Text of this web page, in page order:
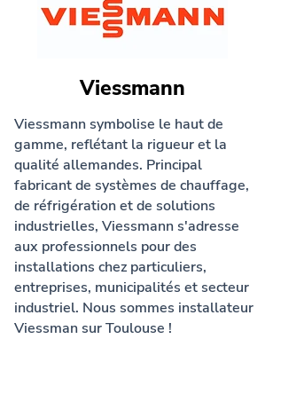
Viessmann
Viessmann symbolise le haut de
gamme, reflétant la rigueur et la
qualité allemandes. Principal
fabricant de systèmes de chauffage,
de réfrigération et de solutions
industrielles, Viessmann s'adresse
aux professionnels pour des
installations chez particuliers,
entreprises, municipalités et secteur
industriel. Nous sommes installateur
Viessman sur Toulouse !